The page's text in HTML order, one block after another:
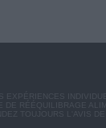
EXPÉRIENCES
DE RÉÉQUILIBRAGE
TOUJOURS L'AVIS